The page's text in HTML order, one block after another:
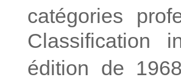
catégories
Classification
édition de